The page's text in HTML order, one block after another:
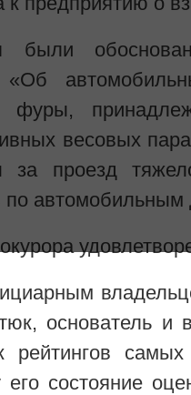
были
«Об
фуры,
весовых
проезд
по
основатель и
рейтингов
его состояние